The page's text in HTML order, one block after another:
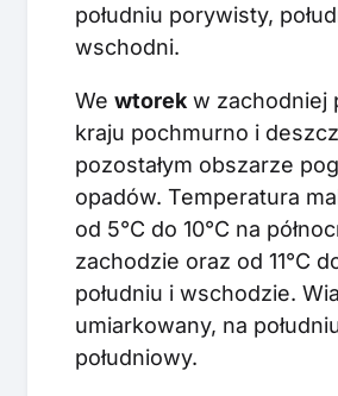
południu porywisty,
wschodni.
We wtorek w zachodniej
kraju pochmurno i
pozostałym obszarze
opadów. Temperatura
od 5°C do 10°C na
zachodzie oraz od 11°C
południu i wschodzie.
umiarkowany, na
południowy.